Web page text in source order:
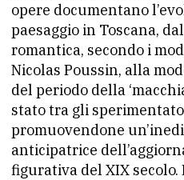
opere documentano
paesaggio in Toscana,
romantica, secondo i
Nicolas Poussin, alla
del periodo della
stato tra gli
promuovendone
anticipatrice
figurativa del XIX